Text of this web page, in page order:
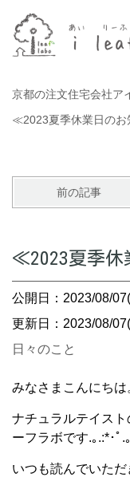
京都の注文住宅会社ア
≪2023夏季休業日の
前の記事
≪2023夏季休
公開日：2023/08/
更新日：2023/08/
日々のこと
みなさまこんにちは
ナチュラルテイス
ーフラボです.｡.:*･ﾟ.
いつも読んでいた